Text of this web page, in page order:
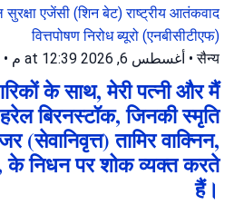
सुरक्षा एजेंसी (शिन बेट)राष्ट्रीय आतंकवाद
वित्तपोषण निरोध ब्यूरो (एनबीसीटीएफ)
सैन्य
• أغسطس 6, 2026 at 12:39 م •
के साथ, मेरी पत्नी और मैं
बिरनस्टॉक, जिनकी स्मृति
(सेवानिवृत्त) तामिर वाक्निन,
के निधन पर शोक व्यक्त करते
हैं।